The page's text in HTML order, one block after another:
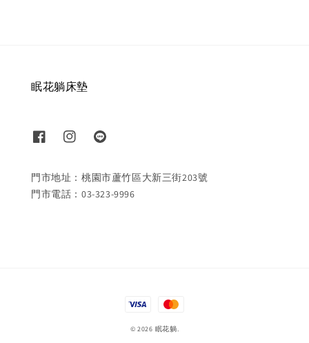
眠花躺床墊
門市地址：桃園市蘆竹區大新三街203號
門市電話：03-323-9996
© 2026 眠花躺.